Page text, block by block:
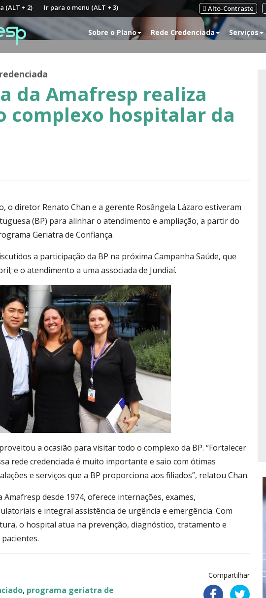
(ALT + 2) Ir para o menu (ALT + 3) Alto-Contraste
Sobre o Plano Rede Credenciada Serviços
da Amafresp realiza
complexo hospitalar da
o diretor Renato Chan e a gerente Rosângela Lázaro estiveram
(BP) para alinhar o atendimento e ampliação, a partir do
Geriatra de Confiança.
a participação da BP na próxima Campanha Saúde, que
e o atendimento a uma associada de Jundiaí.
a ocasião para visitar todo o complexo da BP. “Fortalecer
rede credenciada é muito importante e saio com ótimas
e serviços que a BP proporciona aos filiados”, relatou Chan.
Amafresp desde 1974, oferece internações, exames,
e integral assistência de urgência e emergência. Com
o hospital atua na prevenção, diagnóstico, tratamento e
, programa geriatra de
Compartilhar